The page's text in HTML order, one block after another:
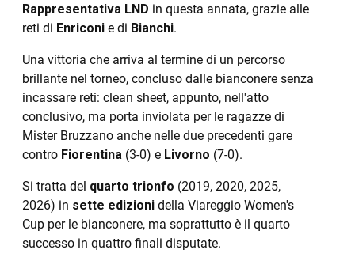
Rappresentativa LND in questa annata, grazie alle
reti di Enriconi e di Bianchi.
Una vittoria che arriva al termine di un percorso
brillante nel torneo, concluso dalle bianconere senza
incassare reti: clean sheet, appunto, nell'atto
conclusivo, ma porta inviolata per le ragazze di
Mister Bruzzano anche nelle due precedenti gare
contro Fiorentina (3-0) e Livorno (7-0).
Si tratta del quarto trionfo (2019, 2020, 2025,
2026) in sette edizioni della Viareggio Women's
Cup per le bianconere, ma soprattutto è il quarto
successo in quattro finali disputate.